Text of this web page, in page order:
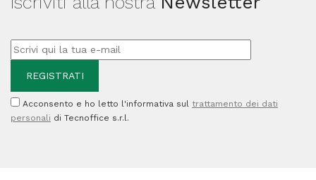
Acconsento e ho letto l'informativa sul trattamento dei dati
personali di Tecnoffice s.r.l.